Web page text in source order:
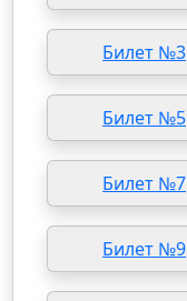
Билет №3
Билет №5
Билет №7
Билет №9